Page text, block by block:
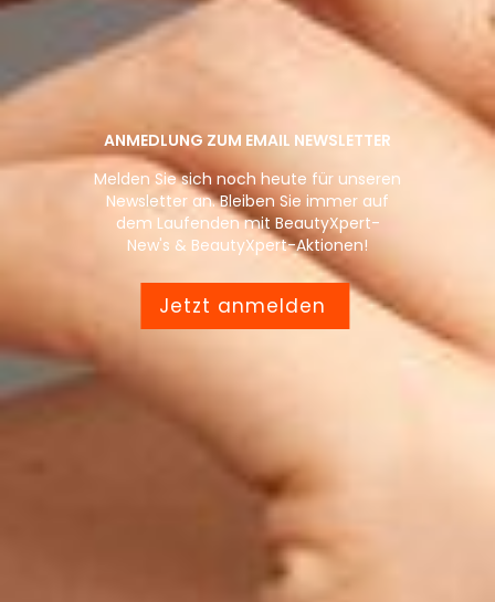
ANMEDLUNG ZUM EMAIL NEWSLETTER
Melden Sie sich noch heute für unseren
Newsletter an. Bleiben Sie immer auf
dem Laufenden mit BeautyXpert-
New's & BeautyXpert-Aktionen!
Jetzt anmelden